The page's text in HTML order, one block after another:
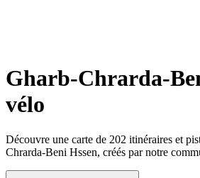
Gharb-Chrarda-
vélo
Découvre une carte de 202 itinéraires et
Chrarda-Beni Hssen, créés par notre